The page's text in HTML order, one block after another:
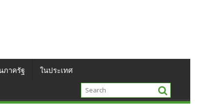
ภาครัฐ ในประเทศ